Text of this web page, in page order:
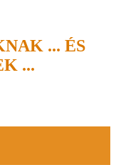
... ÉS
...